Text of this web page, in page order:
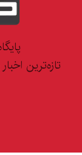
تازه‌ترین